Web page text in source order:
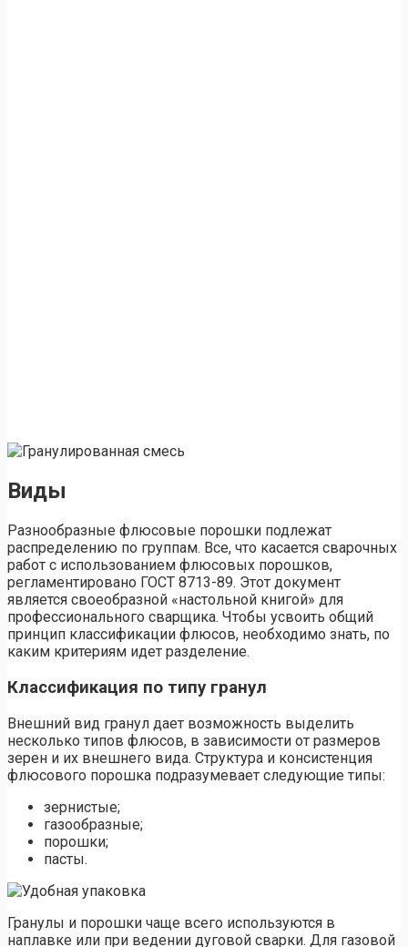
Виды
Разнообразные флюсовые порошки подлежат
распределению по группам. Все, что касается сварочных
работ с использованием флюсовых порошков,
регламентировано ГОСТ 8713-89. Этот документ
является своеобразной «настольной книгой» для
профессионального сварщика. Чтобы усвоить общий
принцип классификации флюсов, необходимо знать, по
каким критериям идет разделение.
Классификация по типу гранул
Внешний вид гранул дает возможность выделить
несколько типов флюсов, в зависимости от размеров
зерен и их внешнего вида. Структура и консистенция
флюсового порошка подразумевает следующие типы:
зернистые;
газообразные;
порошки;
пасты.
Гранулы и порошки чаще всего используются в
наплавке или при ведении дуговой сварки. Для газовой